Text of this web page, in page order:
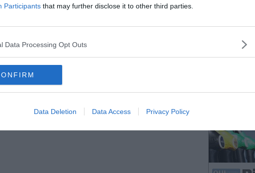
Participants that may further disclose it to other third parties.
Data Processing Opt Outs
Data Deletion Data Access Privacy Policy